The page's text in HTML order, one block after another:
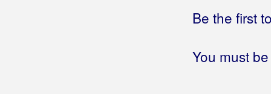
Be the first
You must